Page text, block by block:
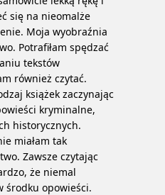
się na nieomalże
Moja wyobraźnia
Potrafiłam spędzać
tekstów
również czytać.
książek zaczynając
kryminalne,
historycznych.
miałam tak
Zawsze czytając
że niemal
środku opowieści.